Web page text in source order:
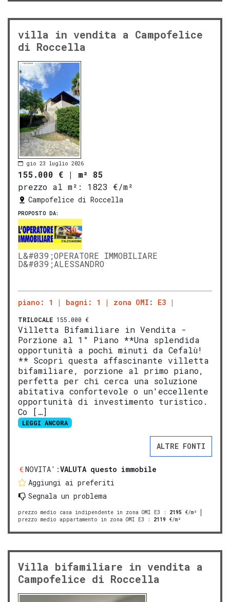
villa in vendita a Campofelice
di Roccella
gio 23 luglio 2026
155.000 € | m² 85
prezzo al m²:
1823 €/m²
Campofelice di Roccella
PROPOSTO DA:
L&#039;OPERATORE IMMOBILIARE
D&#039;ALESSANDRO
piano: 1 bagni: 1 zona OMI: E3
TRILOCALE 155.000 €
Villetta Bifamiliare in Vendita -
Porzione al 1° Piano **Una splendida
opportunità a pochi minuti da Cefalù!
** Scopri questa affascinante villetta
bifamiliare, porzione al primo piano,
perfetta per chi cerca una soluzione
abitativa confortevole o un'eccellente
opportunità di investimento turistico.
Co […]
LEGGI ANCORA
ALTRE FONTI
NOVITA':VALUTA questo immobile
Aggiungi ai preferiti
Segnala un problema
prezzo medio casa indipendente in zona OMI E3 : 2195 €/m²
prezzo medio appartamento in zona OMI E3 : 2119 €/m²
Villa bifamiliare in vendita a
Campofelice di Roccella